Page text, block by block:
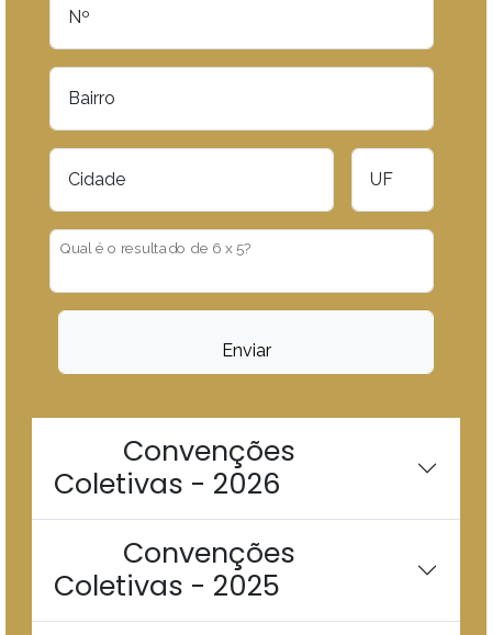
Nº
Bairro
Cidade UF
Qual é o resultado de 6 x 5?
Enviar
Convenções
Coletivas - 2026
Convenções
Coletivas - 2025